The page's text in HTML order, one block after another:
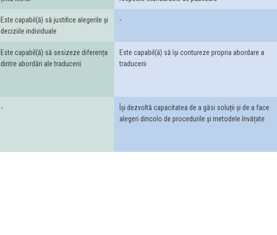
Este capabil(ă) să justifice alegerile și
deciziile individuale
-
Este capabil(ă) să sesizeze diferența
dintre abordări ale traducerii
Este capabil(ă) să își contureze propria abordare a
traducerii
-
Își dezvoltă capacitatea de a găsi soluții și de a face
alegeri dincolo de procedurile și metodele învățate